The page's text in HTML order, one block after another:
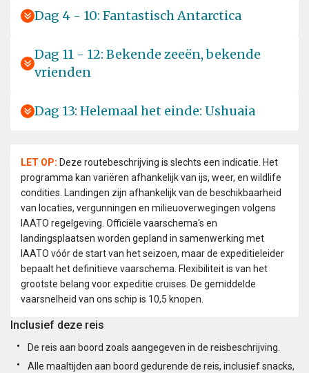
Dag 4 - 10: Fantastisch Antarctica
Dag 11 - 12: Bekende zeeën, bekende
vrienden
Dag 13: Helemaal het einde: Ushuaia
LET OP: Deze routebeschrijving is slechts een indicatie. Het
programma kan variëren afhankelijk van ijs, weer, en wildlife
condities. Landingen zijn afhankelijk van de beschikbaarheid
van locaties, vergunningen en milieuoverwegingen volgens
IAATO regelgeving. Officiële vaarschema's en
landingsplaatsen worden gepland in samenwerking met
IAATO vóór de start van het seizoen, maar de expeditieleider
bepaalt het definitieve vaarschema. Flexibiliteit is van het
grootste belang voor expeditie cruises. De gemiddelde
vaarsnelheid van ons schip is 10,5 knopen.
Inclusief deze reis
De reis aan boord zoals aangegeven in de reisbeschrijving.
Alle maaltijden aan boord gedurende de reis, inclusief snacks,